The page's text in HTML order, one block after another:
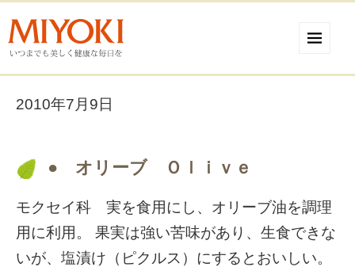
2010年7月9日
● オリーブ Ｏｌｉｖｅ
モクセイ科 実を食用にし、オリーブ油を調理
用に利用。 果実は強い苦味があり、生食できな
いが、塩漬け（ピクルス）にするとおいしい。